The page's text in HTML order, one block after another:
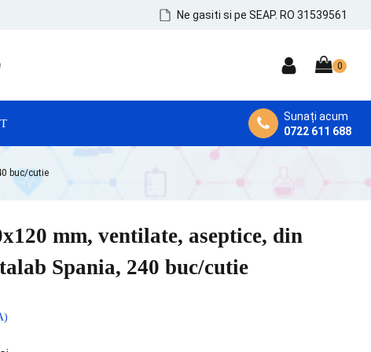
Ne gasiti si pe SEAP. RO 31539561
DEZINFECTANȚI MEDICALI
Dezinfectanți de Mâini, Piele și Tegumente
Dezinfectanți Instrumentar
Dezinfectanți Suprafețe și MicroAeroflora
Sunați acum
0722 611 688
buc/cutie
mm, ventilate, aseptice, din
Spania, 240 buc/cutie